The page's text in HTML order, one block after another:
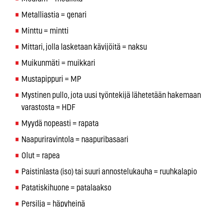
Metalliastia = genari
Minttu = mintti
Mittari, jolla lasketaan kävijöitä = naksu
Muikunmäti = muikkari
Mustapippuri = MP
Mystinen pullo, jota uusi työntekijä lähetetään hakemaan
varastosta = HDF
Myydä nopeasti = rapata
Naapuriravintola = naapuribasaari
Olut = rapea
Paistinlasta (iso) tai suuri annostelukauha = ruuhkalapio
Patatiskihuone = patalaakso
Persilja = häpyheinä